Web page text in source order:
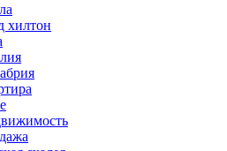
хилтон